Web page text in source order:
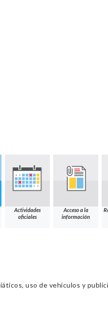
Actividades
oficiales
Acceso a la
información
uso de vehículos y